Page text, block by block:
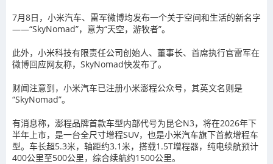
7月8日，小米汽车、雷军微博均发布一个关于空间和生活的新名字
——“SkyNomad”，意为“天空，游牧者”。
此外，小米科技有限责任公司创始人、董事长、首席执行官雷军在
微博回应网友称， SkyNomad快发布了。
财闻注意到， 小米汽车已注册小米澎程公众号，其英文名则是
“SkyNomad”。
有消息称， 澎程品牌首款车型内部代号为昆仑N3，将在2026年下
半年上市，是一台全尺寸增程SUV，也是小米汽车旗下首款增程车
型。车长超5.3米，轴距约3.1米，搭载1.5T增程器，纯电续航预计
400公里至500公里，综合续航约1500公里。